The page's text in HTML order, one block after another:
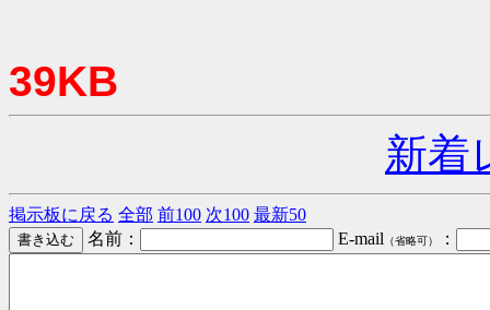
39KB
新着
掲示板に戻る 全部 前100 次100 最新50
名前：
E-mail （省略可） ：